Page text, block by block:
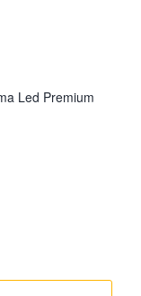
Led Premium